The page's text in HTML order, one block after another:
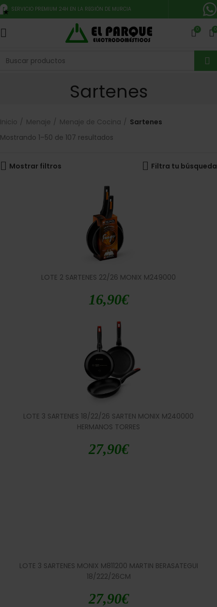
SERVICIO PREMIUM 24H EN LA REGIÓN DE MURCIA
0 0
Sartenes
Inicio Menaje Menaje de Cocina
Sartenes
Mostrando 1–50 de 107 resultados
Mostrar filtros Filtra tu búsqueda
LOTE 2 SARTENES 22/26 MONIX M249000
16,90€
LOTE 3 SARTENES 18/22/26 SARTEN MONIX M240000
HERMANOS TORRES
27,90€
LOTE 3 SARTENES MONIX M811200 MARTIN BERASATEGUI
18/222/26CM
27,90€